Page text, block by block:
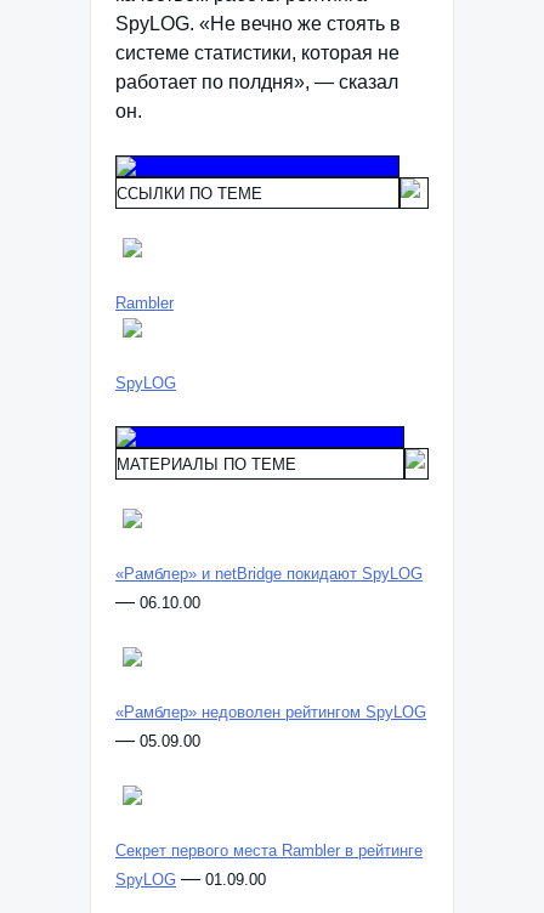
SpyLOG. «Не вечно же стоять в
системе статистики, которая не
работает по полдня», — сказал
он.
ССЫЛКИ ПО ТЕМЕ
Rambler
SpyLOG
МАТЕРИАЛЫ ПО ТЕМЕ
«Рамблер» и netBridge покидают SpyLOG
— 06.10.00
«Рамблер» недоволен рейтингом SpyLOG
— 05.09.00
Секрет первого места Rambler в рейтинге
SpyLOG — 01.09.00